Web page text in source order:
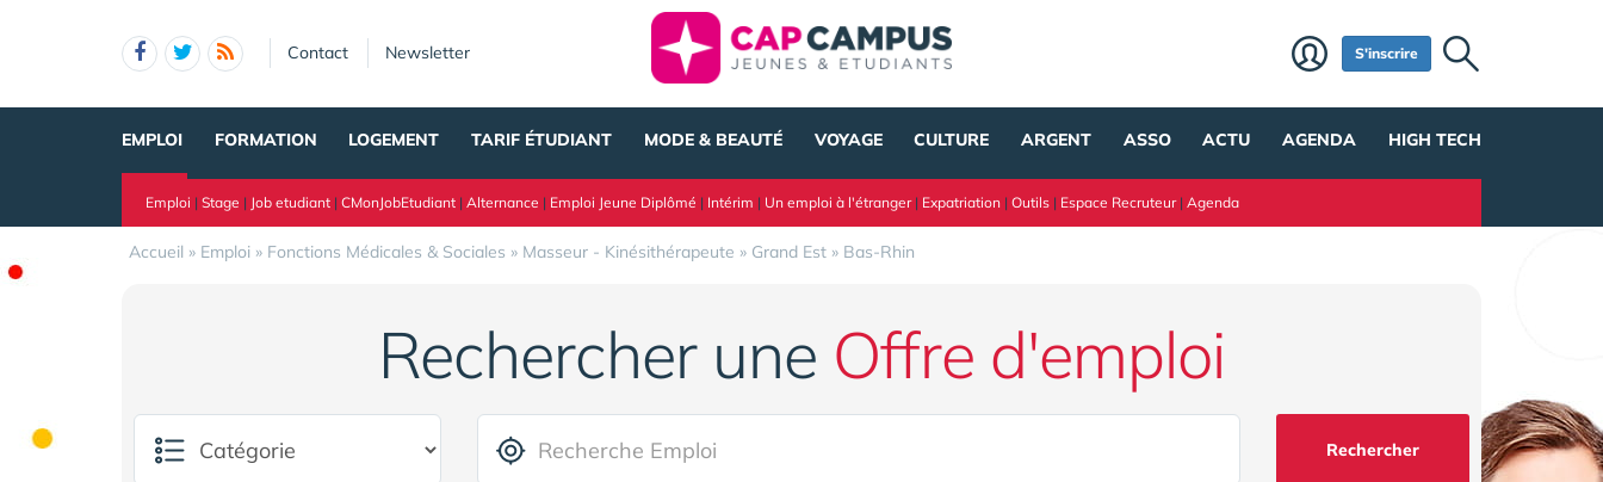
Contact Newsletter S'inscrire
EMPLOI FORMATION LOGEMENT TARIF ÉTUDIANT MODE & BEAUTÉ VOYAGE CULTURE ARGENT ASSO ACTU AGENDA HIGH TECH
Emploi | Stage | Job etudiant | CMonJobEtudiant | Alternance | Emploi Jeune Diplômé | Intérim | Un emploi à l'étranger| Expatriation | Outils | Espace Recruteur| Agenda
Accueil » Emploi » Fonctions Médicales & Sociales » Masseur - Kinésithérapeute » Grand Est » Bas-Rhin
Rechercher une Offre d'emploi
Rechercher